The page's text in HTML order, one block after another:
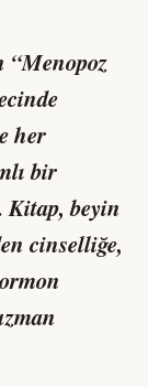
“Menopoz
her
bir
Kitap, beyin
cinselliğe,